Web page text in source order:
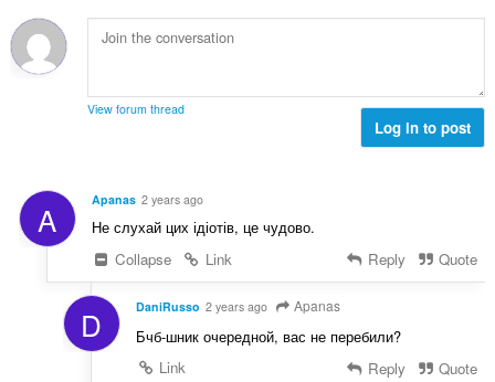
:e
e
ä
t
a
t
s
:
View forum thread
Log in to post
A Apanas 2 years ago
Не слухай цих ідіотів, це чудово.
Collapse
Link Reply Quote
D DaniRusso 2 years ago Apanas
Бчб-шник очередной, вас не перебили?
Link
Reply Quote